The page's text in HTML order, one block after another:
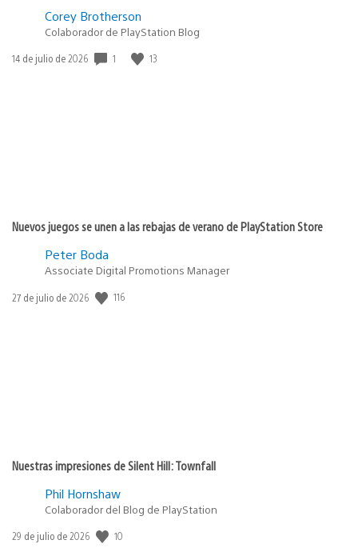
Corey Brotherson
Colaborador de PlayStation Blog
Fecha
14 de julio de 2026 1 13
Nuevos juegos se unen a las rebajas de verano de PlayStation Store
Peter Boda
Associate Digital Promotions Manager
Fecha
27 de julio de 2026 116
Nuestras impresiones de Silent Hill: Townfall
Phil Hornshaw
Colaborador del Blog de PlayStation
Fecha
29 de julio de 2026 10